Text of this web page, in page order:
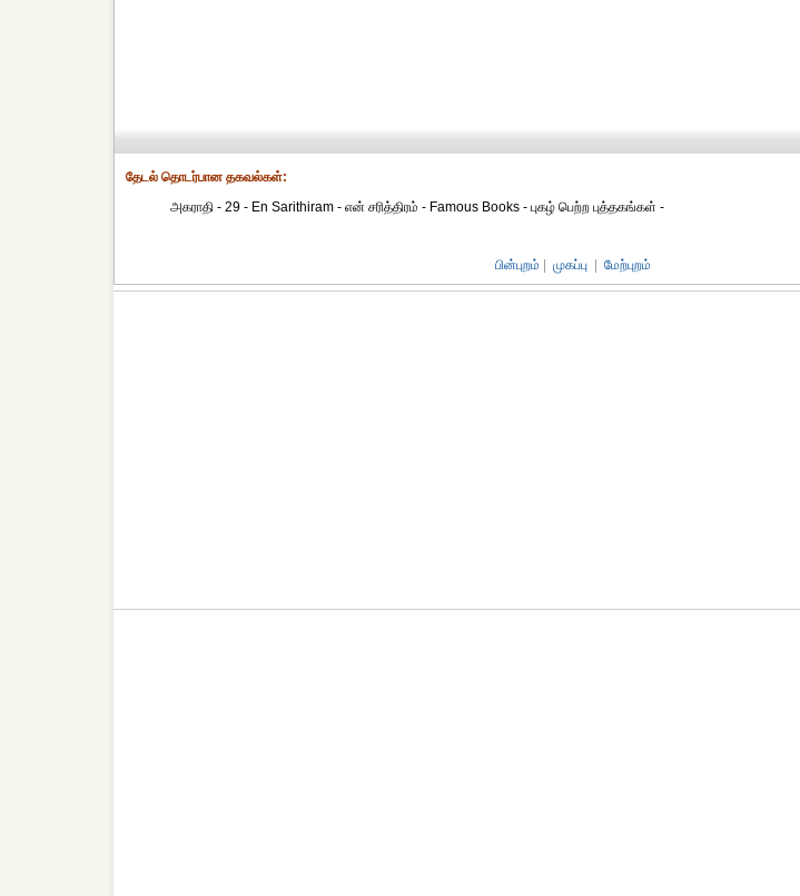
தேட‌ல் தொட‌ர்பான தகவ‌ல்க‌ள்:
அகராதி - 29 - En Sarithiram - என் சரித்திரம் - Famous Books - புகழ் பெற்ற புத்தகங்கள் -
பின்புறம் முகப்பு மேற்புறம்